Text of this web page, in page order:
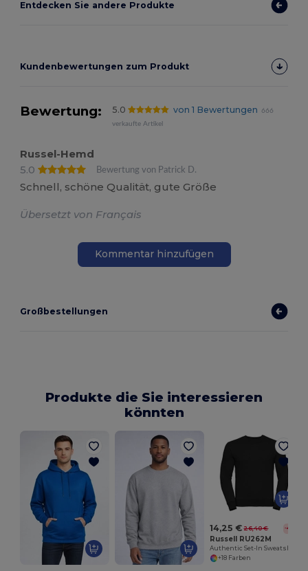
Entdecken Sie andere Produkte
Kundenbewertungen zum Produkt
Bewertung: 5.0 von 1 Bewertungen
666
verkaufte Artikel
Russel-Hemd
5.0
Bewertung von Patrick D.
Schnell, schöne Qualität, gute Größe
Übersetzt von Français
Kommentar hinzufügen
Großbestellungen
Produkte die Sie interessieren
könnten
14,25 € 26,40 € -46%
Russell RU262M
+18 Farben